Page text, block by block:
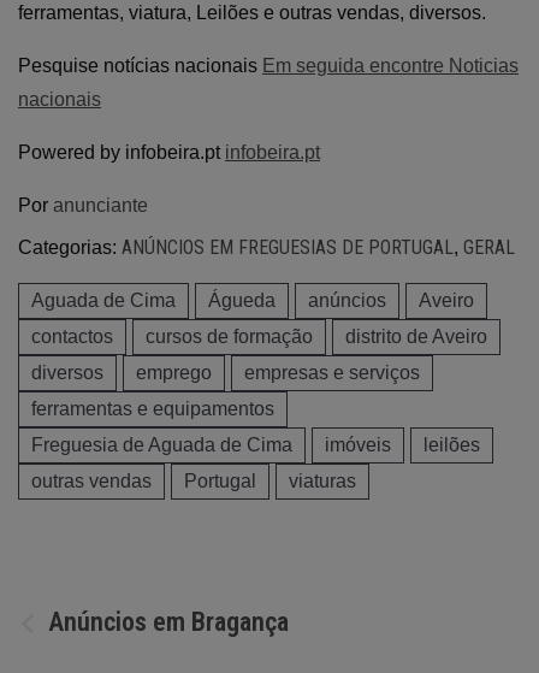
ferramentas, viatura, Leilões e outras vendas, diversos.
Pesquise notícias nacionais Em seguida encontre Noticias
nacionais
Powered by infobeira.pt infobeira.pt
Por anunciante
Categorias: ANÚNCIOS EM FREGUESIAS DE PORTUGAL , GERAL
Aguada de Cima Águeda anúncios
Aveiro
contactos
cursos de formação
distrito de Aveiro
diversos
emprego
empresas e serviços
ferramentas e equipamentos
Freguesia de Aguada de Cima
imóveis
leilões
outras vendas
Portugal viaturas
Navegação
Anúncios em Bragança